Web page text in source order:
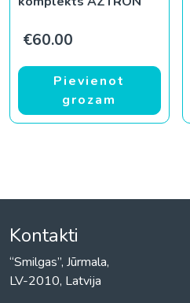
€60.00
Pievienot
grozam
Kontakti
“Smilgas”, Jūrmala,
LV-2010, Latvija